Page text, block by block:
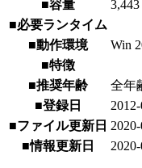
■容量
■必要ランタイム
■動作環境
Win
■特徴
■推奨年齢
全年
■登録日
■ファイル更新日
■情報更新日